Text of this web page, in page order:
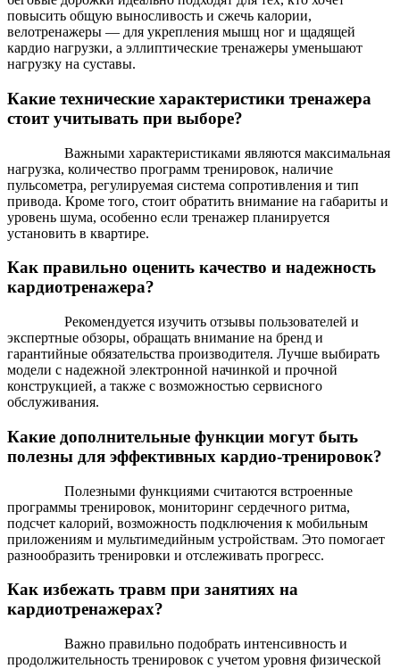
повысить общую выносливость и сжечь калории,
велотренажеры — для укрепления мышц ног и щадящей
кардио нагрузки, а эллиптические тренажеры уменьшают
нагрузку на суставы.
Какие технические характеристики тренажера
стоит учитывать при выборе?
Важными характеристиками являются максимальная
нагрузка, количество программ тренировок, наличие
пульсометра, регулируемая система сопротивления и тип
привода. Кроме того, стоит обратить внимание на габариты и
уровень шума, особенно если тренажер планируется
установить в квартире.
Как правильно оценить качество и надежность
кардиотренажера?
Рекомендуется изучить отзывы пользователей и
экспертные обзоры, обращать внимание на бренд и
гарантийные обязательства производителя. Лучше выбирать
модели с надежной электронной начинкой и прочной
конструкцией, а также с возможностью сервисного
обслуживания.
Какие дополнительные функции могут быть
полезны для эффективных кардио-тренировок?
Полезными функциями считаются встроенные
программы тренировок, мониторинг сердечного ритма,
подсчет калорий, возможность подключения к мобильным
приложениям и мультимедийным устройствам. Это помогает
разнообразить тренировки и отслеживать прогресс.
Как избежать травм при занятиях на
кардиотренажерах?
Важно правильно подобрать интенсивность и
продолжительность тренировок с учетом уровня физической